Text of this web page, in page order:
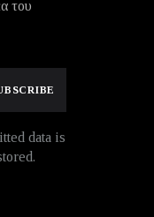
του
data is